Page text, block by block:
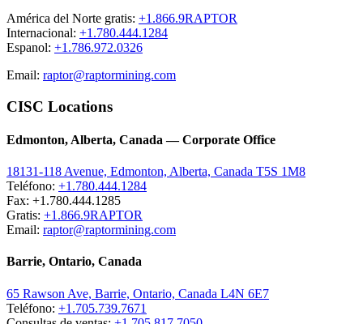
América del Norte gratis: +1.866.9RAPTOR
Internacional: +1.780.444.1284
Espanol: +1.786.972.0326
Email: raptor@raptormining.com
CISC Locations
Edmonton, Alberta, Canada — Corporate Office
18131-118 Avenue, Edmonton, Alberta, Canada T5S 1M8
Teléfono: +1.780.444.1284
Fax: +1.780.444.1285
Gratis: +1.866.9RAPTOR
Email: raptor@raptormining.com
Barrie, Ontario, Canada
65 Rawson Ave, Barrie, Ontario, Canada L4N 6E7
Teléfono: +1.705.739.7671